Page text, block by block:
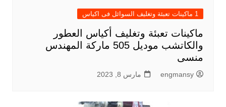
1 ماكينات تعبئة وتغليف السوائل فى اكياس
ماكينات تعبئة وتغليف أكياس العطور
والكاتشب موديل 505 ماركة المهندس
منسى
engmansy مارس 8, 2023